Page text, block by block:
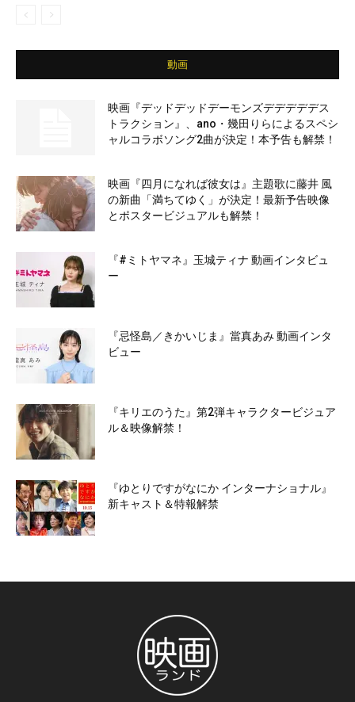
動画
映画『デッドデッドデーモンズデデデデデス
トラクション』、ano・幾田りらによるスペシ
ャルコラボソング2曲が決定！本予告も解禁！
映画『四月になれば彼女は』主題歌に藤井 風
の新曲「満ちてゆく」が決定！最新予告映像
とポスタービジュアルも解禁！
『#ミトヤマネ』玉城ティナ 動画インタビュ
ー
『忌怪島／きかいじま』當真あみ 動画インタ
ビュー
『キリエのうた』第2弾キャラクタービジュア
ル＆映像解禁！
『ゆとりですがなにか インターナショナル』
新キャスト＆特報解禁